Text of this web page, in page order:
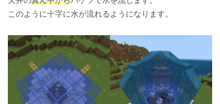
このように十字に水が流れるようになります。